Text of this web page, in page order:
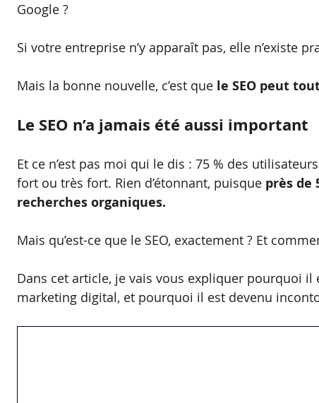
Google ?
Si votre entreprise n’y apparaît pas, elle n’existe
Mais la bonne nouvelle, c’est que le SEO peut
Le SEO n’a jamais été aussi important
Et ce n’est pas moi qui le dis : 75 % des
fort ou très fort. Rien d’étonnant, puisque près de
recherches organiques.
Mais qu’est-ce que le SEO, exactement ? Et
Dans cet article, je vais vous expliquer pourquoi
marketing digital, et pourquoi il est devenu